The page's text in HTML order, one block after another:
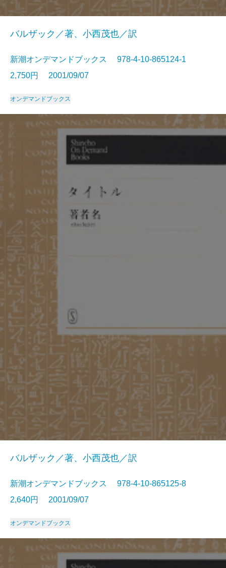
バルザック／著、小西茂也／訳
新潮オンデマンドブックス 978-4-10-865124-1
2,750円 2001/09/07
オンデマンドブックス
バルザック／著、小西茂也／訳
新潮オンデマンドブックス 978-4-10-865125-8
2,640円 2001/09/07
オンデマンドブックス